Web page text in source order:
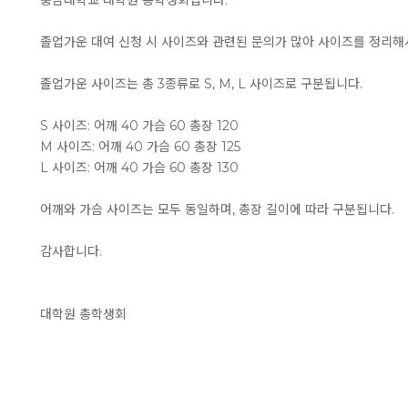
졸업가운 대여 신청 시 사이즈와 관련된 문의가 많아 사이즈를 정리
졸업가운 사이즈는 총 3종류로 S, M, L 사이즈로 구분됩니다.
S 사이즈: 어깨 40 가슴 60 총장 120
M 사이즈: 어깨 40 가슴 60 총장 125
L 사이즈: 어깨 40 가슴 60 총장 130
어깨와 가슴 사이즈는 모두 동일하며, 총장 길이에 따라 구분됩니다.
감사합니다.
대학원 총학생회